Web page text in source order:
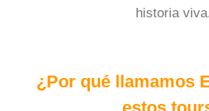
historia
¿Por qué llamamos